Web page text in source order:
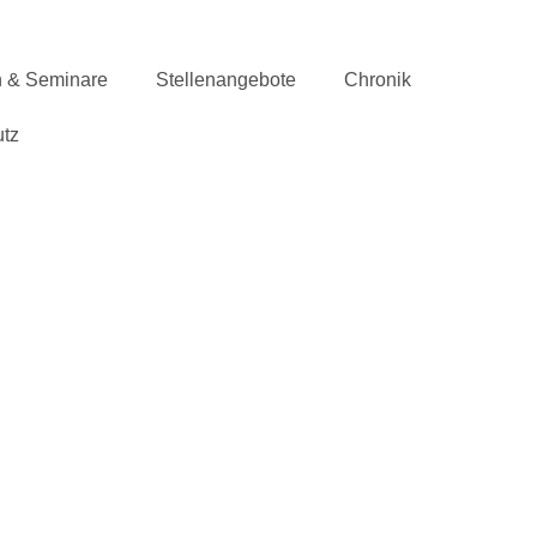
& Seminare Stellenangebote Chronik